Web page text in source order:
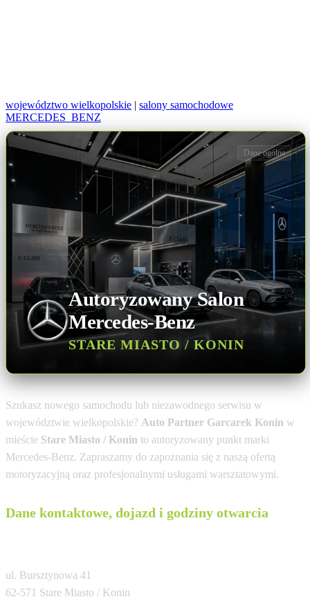
województwo wielkopolskie | salony samochodowe
MERCEDES_BENZ
Autoryzowany Salon
Mercedes-Benz
STARE MIASTO / KONIN
Dane ogólne
Szukasz nowego samochodu lub niezawodnego serwisu w
województwie wielkopolskie? Auto Partner Garcarek Konin w
mieście Stare Miasto / Konin to autoryzowany punkt marki
Mercedes-Benz. Zapraszamy do zapoznania się z naszą ofertą
motoryzacyjną oraz profesjonalnymi usługami warsztatowymi.
Dane kontaktowe, dojazd i godziny otwarcia
ul. Bursztynowa 41
62-571 Stare Miasto / Konin